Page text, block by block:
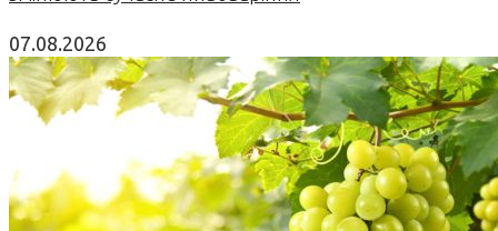
07.08.2026